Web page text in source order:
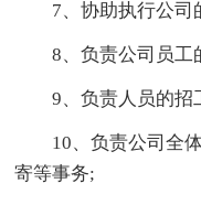
7、协助执行公司
8、负责公司员工
9、负责人员的招
10、负责公司全体
寄等事务;